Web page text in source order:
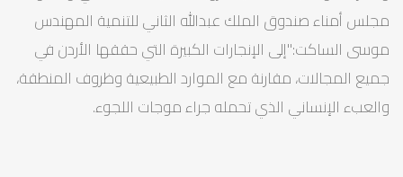
مجلس أمناء صندوق الملك عبدالله الثاني للتنمية المهندس
موسى الساكت:"إلى الإنجارات الكبيرة التي حققها الأردن في
جميع المجالات، مقارنة مع الموارد الطبيعية وظروف المنطقة،
والعبء الإنساني الذي تحمله جراء موجات اللجوء.